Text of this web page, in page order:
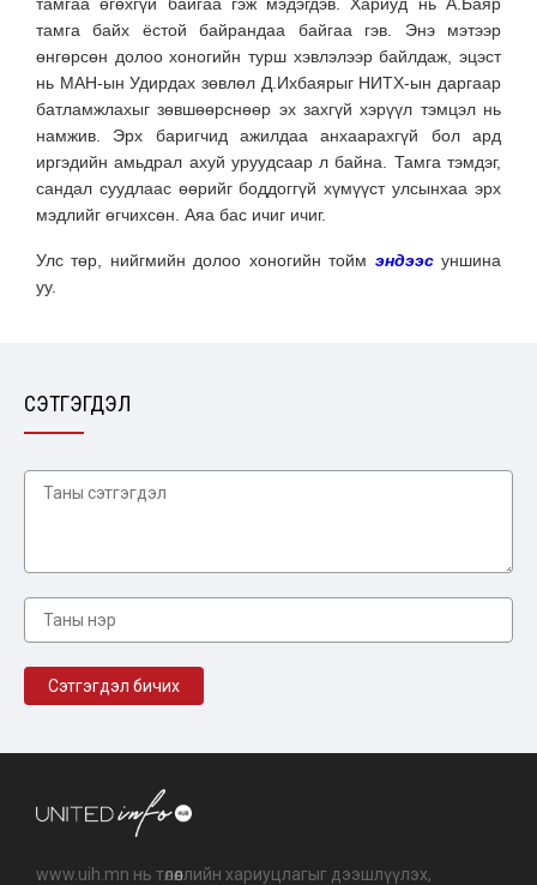
тамга байх ёстой байрандаа байгаа гэв. Энэ мэтээр
өнгөрсөн долоо хоногийн турш хэвлэлээр байлдаж, эцэст
нь МАН-ын Удирдах зөвлөл Д.Ихбаярыг НИТХ-ын даргаар
батламжлахыг зөвшөөрснөөр эх захгүй хэрүүл тэмцэл нь
намжив. Эрх баригчид ажилдаа анхаарахгүй бол ард
иргэдийн амьдрал ахуй уруудсаар л байна. Тамга тэмдэг,
сандал суудлаас өөрийг боддоггүй хүмүүст улсынхаа эрх
мэдлийг өгчихсөн. Аяа бас ичиг ичиг.
Улс төр, нийгмийн долоо хоногийн тойм эндээсуншина
уу.
СЭТГЭГДЭЛ
www.uih.mn нь төлөөллийн хариуцлагыг дээшлүүлэх,